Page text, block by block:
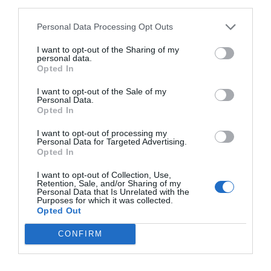
Personal Data Processing Opt Outs
I want to opt-out of the Sharing of my
personal data.
Opted In
I want to opt-out of the Sale of my
Personal Data.
Opted In
I want to opt-out of processing my
Personal Data for Targeted Advertising.
Opted In
I want to opt-out of Collection, Use,
Retention, Sale, and/or Sharing of my
Personal Data that Is Unrelated with the
Purposes for which it was collected.
Opted Out
CONFIRM
actualidad
RELACIONADAS